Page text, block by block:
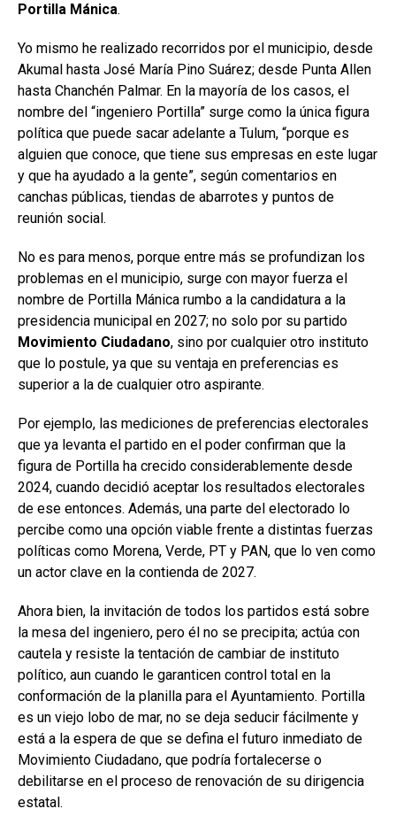
Portilla Mánica.
Yo mismo he realizado recorridos por el municipio, desde
Akumal hasta José María Pino Suárez; desde Punta Allen
hasta Chanchén Palmar. En la mayoría de los casos, el
nombre del “ingeniero Portilla” surge como la única figura
política que puede sacar adelante a Tulum, “porque es
alguien que conoce, que tiene sus empresas en este lugar
y que ha ayudado a la gente”, según comentarios en
canchas públicas, tiendas de abarrotes y puntos de
reunión social.
No es para menos, porque entre más se profundizan los
problemas en el municipio, surge con mayor fuerza el
nombre de Portilla Mánica rumbo a la candidatura a la
presidencia municipal en 2027; no solo por su partido
Movimiento Ciudadano, sino por cualquier otro instituto
que lo postule, ya que su ventaja en preferencias es
superior a la de cualquier otro aspirante.
Por ejemplo, las mediciones de preferencias electorales
que ya levanta el partido en el poder confirman que la
figura de Portilla ha crecido considerablemente desde
2024, cuando decidió aceptar los resultados electorales
de ese entonces. Además, una parte del electorado lo
percibe como una opción viable frente a distintas fuerzas
políticas como Morena, Verde, PT y PAN, que lo ven como
un actor clave en la contienda de 2027.
Ahora bien, la invitación de todos los partidos está sobre
la mesa del ingeniero, pero él no se precipita; actúa con
cautela y resiste la tentación de cambiar de instituto
político, aun cuando le garanticen control total en la
conformación de la planilla para el Ayuntamiento. Portilla
es un viejo lobo de mar, no se deja seducir fácilmente y
está a la espera de que se defina el futuro inmediato de
Movimiento Ciudadano, que podría fortalecerse o
debilitarse en el proceso de renovación de su dirigencia
estatal.